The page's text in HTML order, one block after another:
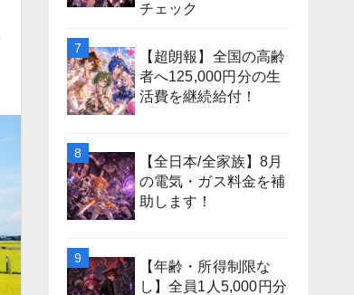
チェック
【超朗報】全国の高齢
者へ125,000円分の生
活費を継続給付！
【全日本/全家族】8月
の電気・ガス料金を補
助します！
【年齢・所得制限な
し】全員1人5,000円分